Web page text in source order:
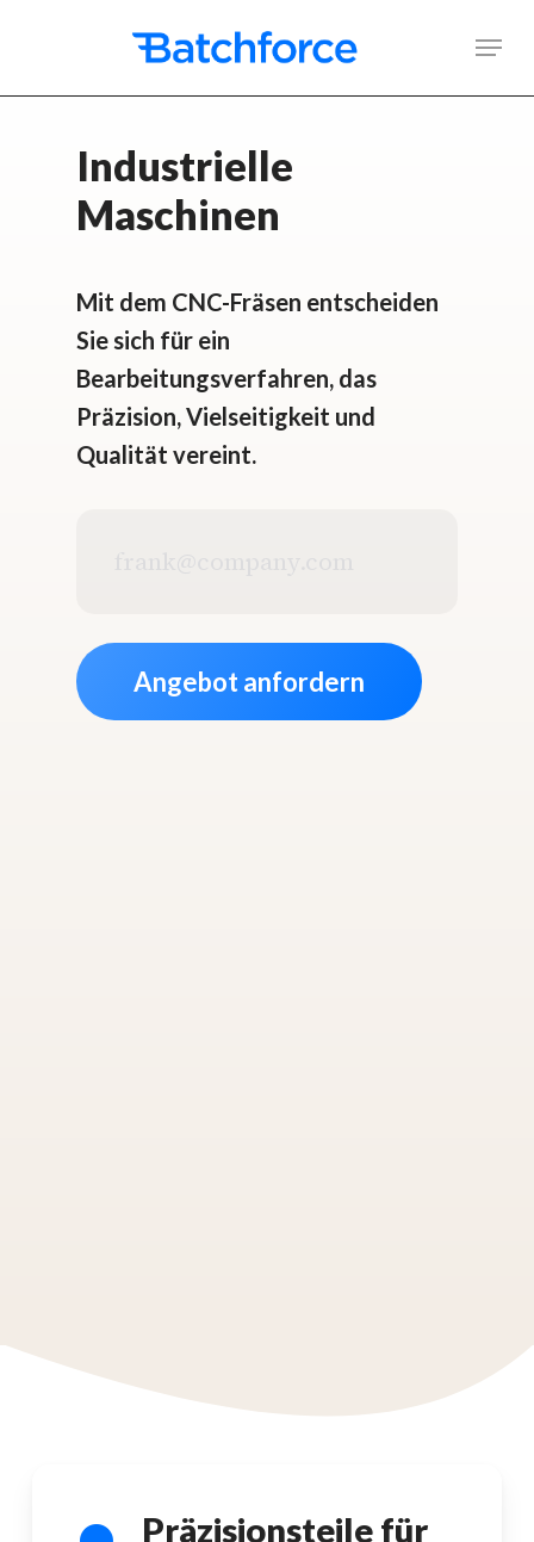
main
content
Menu
Industrielle
Maschinen
Mit dem CNC-Fräsen entscheiden
Sie sich für ein
Bearbeitungsverfahren, das
Präzision, Vielseitigkeit und
Qualität vereint.
Adresse*
Präzisionsteile für